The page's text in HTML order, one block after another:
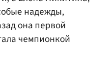
надежды,
она первой
чемпионкой